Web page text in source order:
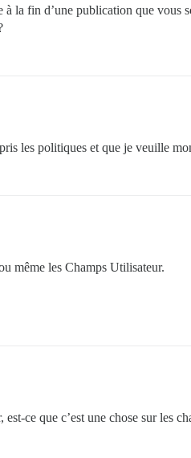
la fin d’une publication que
les politiques et que je veuille
même les Champs Utilisateur.
ce que c’est une chose sur les